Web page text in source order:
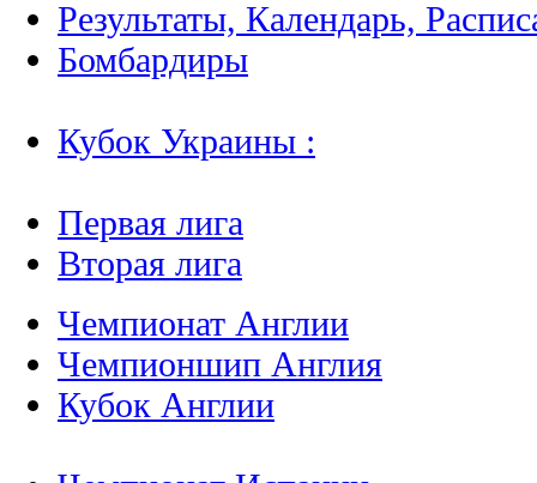
Результаты, Календарь,
Бомбардиры
Кубок Украины :
Первая лига
Вторая лига
Чемпионат Англии
Чемпионшип Англия
Кубок Англии